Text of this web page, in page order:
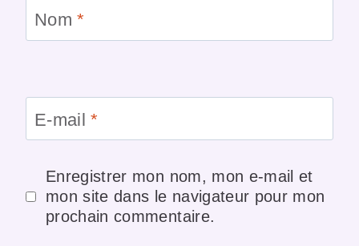
Nom*
E-mail*
Enregistrer mon nom, mon e-mail et
mon site dans le navigateur pour mon
prochain commentaire.